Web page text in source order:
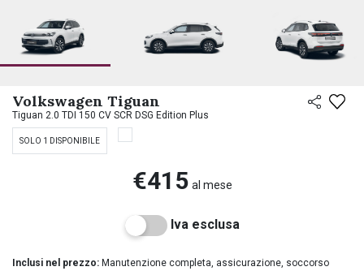
Volkswagen Tiguan
Tiguan 2.0 TDI 150 CV SCR DSG Edition Plus
SOLO 1 DISPONIBILE
€415 al mese
Iva esclusa
Inclusi nel prezzo: Manutenzione completa, assicurazione, soccorso
VALUTA E VENDI